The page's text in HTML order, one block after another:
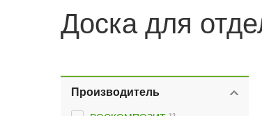
Доска для
Производитель